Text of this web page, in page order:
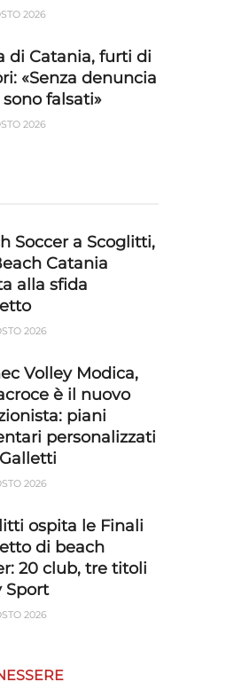
2026
di Catania, furti di
«Senza denuncia
falsati»
2026
Soccer a Scoglitti,
Catania
alla sfida
2026
Volley Modica,
è il nuovo
piani
personalizzati
2026
ospita le Finali
di beach
20 club, tre titoli
Sport
2026